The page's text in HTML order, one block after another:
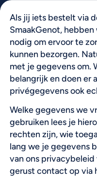
Als jij iets bestelt via
SmaakGenot,
nodig om ervoor te
kunnen bezorgen.
met je gegevens om.
belangrijk en doen er
privégegevens ook
Welke gegevens we
gebruiken lees je
rechten zijn, wie
lang we je gegevens
van ons
gerust contact op via